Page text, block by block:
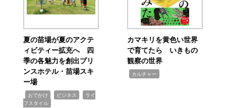
夏の苗場が夏のアクテ
ィビティー拡充へ 四
季の各魅力を創出プリ
ンスホテル・苗場スキ
ー場
おでかけ ビジネス
ライ
フスタイル
カマキリを黄色い世界
で育てたら いきもの
観察の世界
カルチャー